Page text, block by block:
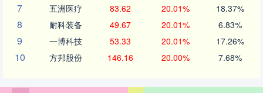
7 五洲医疗 83.62 20.01% 18.37%
8 耐科装备 49.67 20.01% 6.83%
9 一博科技 53.33 20.01% 17.26%
10 方邦股份 146.16 20.00% 7.68%